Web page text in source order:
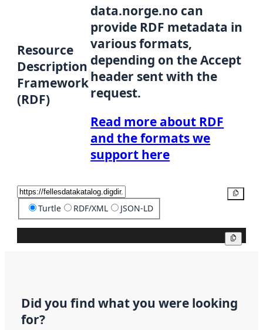
Resource
Description
Framework
(RDF)
data.norge.no can
provide RDF metadata in
various formats,
depending on the Accept
header sent with the
request.
Read more about RDF
and the formats we
support here
Turtle RDF/XML JSON-LD
Did you find what you were looking
for?